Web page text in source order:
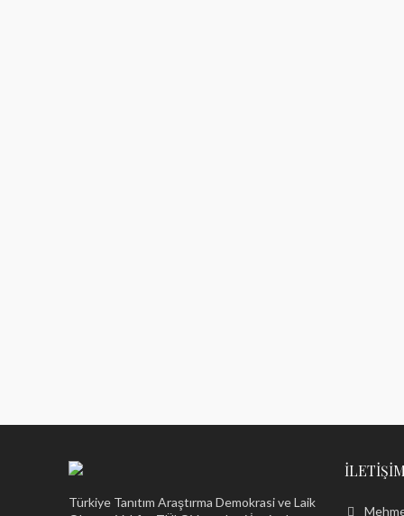
Türkiye Tanıtım Araştırma Demokrasi ve Laik